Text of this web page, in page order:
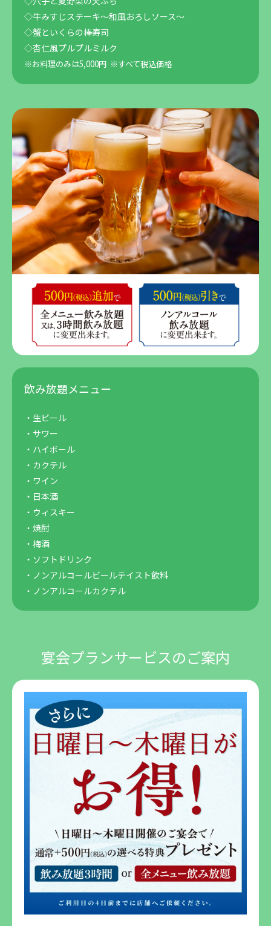
◇牛みすじステーキ～和風おろしソース～
◇蟹といくらの棒寿司
◇杏仁風プルプルミルク
※お料理のみは5,000円 ※すべて税込価格
飲み放題メニュー
・生ビール
・サワー
・ハイボール
・カクテル
・ワイン
・日本酒
・ウィスキー
・焼酎
・梅酒
・ソフトドリンク
・ノンアルコールビールテイスト飲料
・ノンアルコールカクテル
宴会プランサービスのご案内